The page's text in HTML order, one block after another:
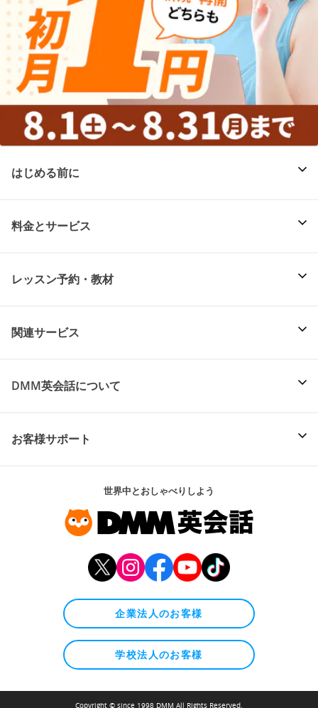
はじめる前に
料金とサービス
レッスン予約・教材
関連サービス
DMM英会話について
お客様サポート
世界中とおしゃべりしよう
企業法人のお客様
学校法人のお客様
Copyright © since 1998 DMM All Rights Reserved.